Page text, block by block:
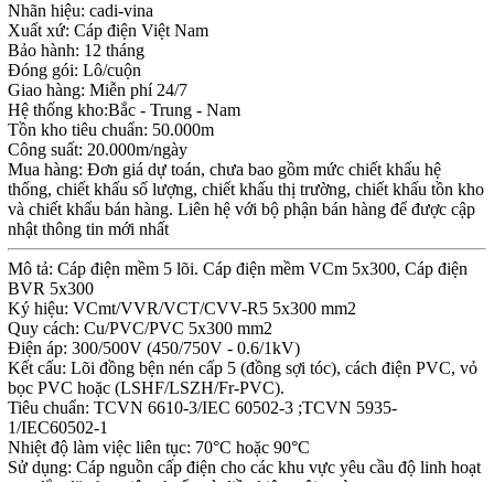
Nhãn hiệu: cadi-vina
Xuất xứ: Cáp điện Việt Nam
Bảo hành: 12 tháng
Đóng gói: Lô/cuộn
Giao hàng: Miễn phí 24/7
Hệ thống kho:Bắc - Trung - Nam
Tồn kho tiêu chuẩn: 50.000m
Công suất: 20.000m/ngày
Mua hàng: Đơn giá dự toán, chưa bao gồm mức chiết khấu hệ
thống, chiết khấu số lượng, chiết khấu thị trường, chiết khấu tồn kho
và chiết khấu bán hàng. Liên hệ với bộ phận bán hàng để được cập
nhật thông tin mới nhất
Mô tả: Cáp điện mềm 5 lõi. Cáp điện mềm VCm 5x300, Cáp điện
BVR 5x300
Ký hiệu: VCmt/VVR/VCT/CVV-R5 5x300 mm2
Quy cách: Cu/PVC/PVC 5x300 mm2
Điện áp: 300/500V (450/750V - 0.6/1kV)
Kết cấu: Lõi đồng bện nén cấp 5 (đồng sợi tóc), cách điện PVC, vỏ
bọc PVC hoặc (LSHF/LSZH/Fr-PVC).
Tiêu chuẩn: TCVN 6610-3/IEC 60502-3 ;TCVN 5935-
1/IEC60502-1
Nhiệt độ làm việc liên tục: 70°C hoặc 90°C
Sử dụng: Cáp nguồn cấp điện cho các khu vực yêu cầu độ linh hoạt